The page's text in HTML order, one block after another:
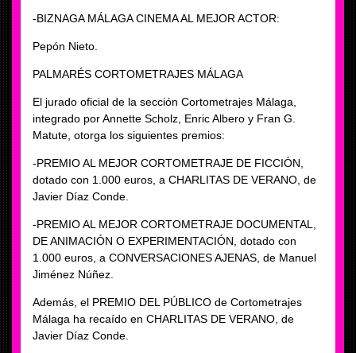
-BIZNAGA MÁLAGA CINEMA AL MEJOR ACTOR:
Pepón Nieto.
PALMARÉS CORTOMETRAJES MÁLAGA
El jurado oficial de la sección Cortometrajes Málaga,
integrado por Annette Scholz, Enric Albero y Fran G.
Matute, otorga los siguientes premios:
-PREMIO AL MEJOR CORTOMETRAJE DE FICCIÓN,
dotado con 1.000 euros, a CHARLITAS DE VERANO, de
Javier Díaz Conde.
-PREMIO AL MEJOR CORTOMETRAJE DOCUMENTAL,
DE ANIMACIÓN O EXPERIMENTACIÓN, dotado con
1.000 euros, a CONVERSACIONES AJENAS, de Manuel
Jiménez Núñez.
Además, el PREMIO DEL PÚBLICO de Cortometrajes
Málaga ha recaído en CHARLITAS DE VERANO, de
Javier Díaz Conde.